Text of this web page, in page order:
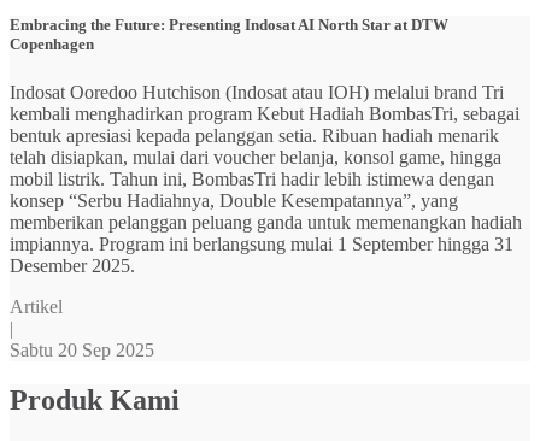
Embracing the Future: Presenting Indosat AI North Star at DTW
Copenhagen
Indosat Ooredoo Hutchison (Indosat atau IOH) melalui brand Tri
kembali menghadirkan program Kebut Hadiah BombasTri, sebagai
bentuk apresiasi kepada pelanggan setia. Ribuan hadiah menarik
telah disiapkan, mulai dari voucher belanja, konsol game, hingga
mobil listrik. Tahun ini, BombasTri hadir lebih istimewa dengan
konsep “Serbu Hadiahnya, Double Kesempatannya”, yang
memberikan pelanggan peluang ganda untuk memenangkan hadiah
impiannya. Program ini berlangsung mulai 1 September hingga 31
Desember 2025.
Artikel
|
Sabtu 20 Sep 2025
Produk Kami